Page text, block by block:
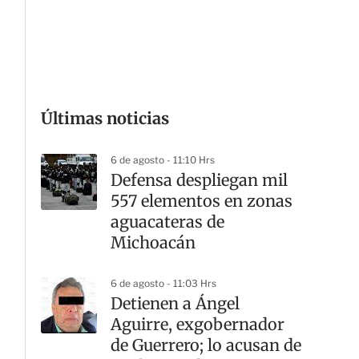
Últimas noticias
6 de agosto - 11:10 Hrs
Defensa despliegan mil
557 elementos en zonas
aguacateras de
Michoacán
6 de agosto - 11:03 Hrs
Detienen a Ángel
Aguirre, exgobernador
de Guerrero; lo acusan de